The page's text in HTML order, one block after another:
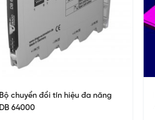
Bộ chuyển đổi tín hiệu đa năng
DB 64000